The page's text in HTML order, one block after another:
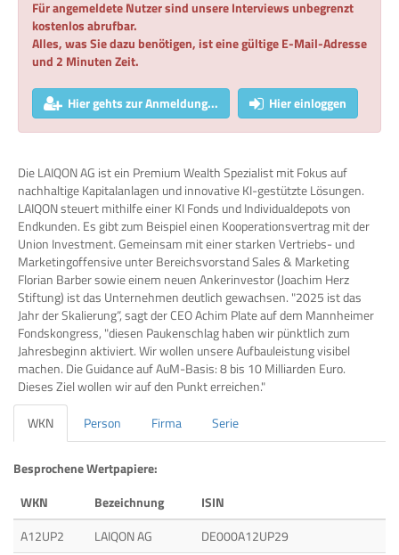
Für angemeldete Nutzer sind unsere Interviews unbegrenzt
kostenlos abrufbar.
Alles, was Sie dazu benötigen, ist eine gültige E-Mail-Adresse
und 2 Minuten Zeit.
Hier gehts zur Anmeldung... Hier einloggen
Die LAIQON AG ist ein Premium Wealth Spezialist mit Fokus auf
nachhaltige Kapitalanlagen und innovative KI-gestützte Lösungen.
LAIQON steuert mithilfe einer KI Fonds und Individualdepots von
Endkunden. Es gibt zum Beispiel einen Kooperationsvertrag mit der
Union Investment. Gemeinsam mit einer starken Vertriebs- und
Marketingoffensive unter Bereichsvorstand Sales & Marketing
Florian Barber sowie einem neuen Ankerinvestor (Joachim Herz
Stiftung) ist das Unternehmen deutlich gewachsen. "2025 ist das
Jahr der Skalierung“, sagt der CEO Achim Plate auf dem Mannheimer
Fondskongress, "diesen Paukenschlag haben wir pünktlich zum
Jahresbeginn aktiviert. Wir wollen unsere Aufbauleistung visibel
machen. Die Guidance auf AuM-Basis: 8 bis 10 Milliarden Euro.
Dieses Ziel wollen wir auf den Punkt erreichen."
WKN
Person Firma Serie
Besprochene Wertpapiere:
WKN
Bezeichnung
ISIN
A12UP2
LAIQON AG DE000A12UP29